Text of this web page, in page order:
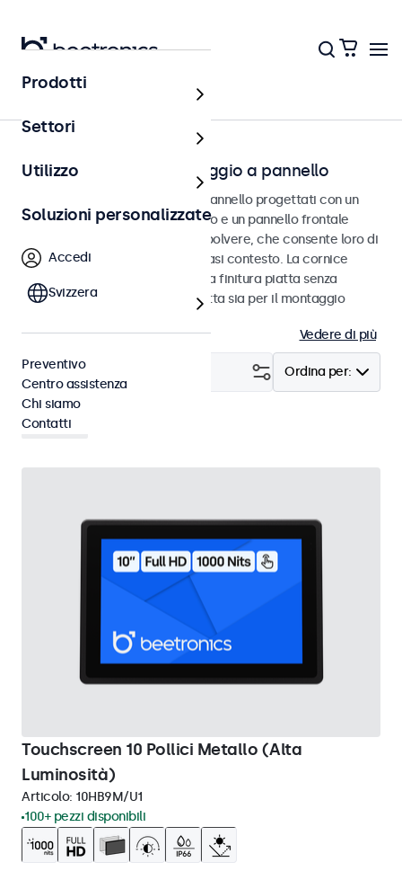
Home
Touchscreen con montaggio a pannello
Touchscreen per montaggio a pannello progettati con un
robusto alloggiamento in metallo e un pannello frontale
impermeabile e resistente alla polvere, che consente loro di
integrarsi perfettamente qualsiasi contesto. La cornice
sottile e simmetrica fornisce una finitura piatta senza
soluzione di continuità ed è adatta sia per il montaggio
Vedere di più
Ordina per:
Filtro (8)
Pannello
Touchscreen 10 Pollici Metallo (Alta
Luminosità)
Articolo: 10HB9M/U1
100+ pezzi disponibili
Prodotti
Settori
Utilizzo
Soluzioni personalizzate
Accedi
Svizzera
Preventivo
Centro assistenza
Chi siamo
Contatti